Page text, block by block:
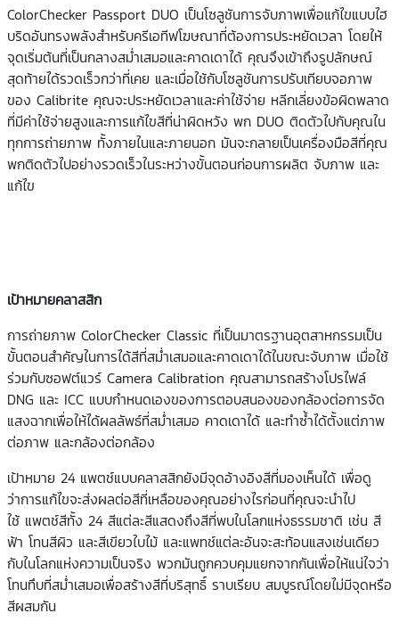
ColorChecker Passport DUO เป็นโซลูชันการจับภาพเพื่อแก้ไขแบบไฮ
บริดอันทรงพลังสำหรับครีเอทีฟโฆษณาที่ต้องการประหยัดเวลา โดยให้
จุดเริ่มต้นที่เป็นกลางสม่ำเสมอและคาดเดาได้ คุณจึงเข้าถึงรูปลักษณ์
สุดท้ายได้รวดเร็วกว่าที่เคย และเมื่อใช้กับโซลูชันการปรับเทียบจอภาพ
ของ Calibrite คุณจะประหยัดเวลาและค่าใช้จ่าย หลีกเลี่ยงข้อผิดพลาด
ที่มีค่าใช้จ่ายสูงและการแก้ไขสีที่น่าผิดหวัง พก DUO ติดตัวไปกับคุณใน
ทุกการถ่ายภาพ ทั้งภายในและภายนอก มันจะกลายเป็นเครื่องมือสีที่คุณ
พกติดตัวไปอย่างรวดเร็วในระหว่างขั้นตอนก่อนการผลิต จับภาพ และ
แก้ไข
เป้าหมายคลาสสิก
การถ่ายภาพ ColorChecker Classic ที่เป็นมาตรฐานอุตสาหกรรมเป็น
ขั้นตอนสำคัญในการได้สีที่สม่ำเสมอและคาดเดาได้ในขณะจับภาพ เมื่อใช้
ร่วมกับซอฟต์แวร์ Camera Calibration คุณสามารถสร้างโปรไฟล์
DNG และ ICC แบบกำหนดเองของการตอบสนองของกล้องต่อการจัด
แสงฉากเพื่อให้ได้ผลลัพธ์ที่สม่ำเสมอ คาดเดาได้ และทำซ้ำได้ตั้งแต่ภาพ
ต่อภาพ และกล้องต่อกล้อง
เป้าหมาย 24 แพตช์แบบคลาสสิกยังมีจุดอ้างอิงสีที่มองเห็นได้ เพื่อดู
ว่าการแก้ไขจะส่งผลต่อสีที่เหลือของคุณอย่างไรก่อนที่คุณจะนำไป
ใช้ แพตช์สีทั้ง 24 สีแต่ละสีแสดงถึงสีที่พบในโลกแห่งธรรมชาติ เช่น สี
ฟ้า โทนสีผิว และสีเขียวใบไม้ และแพทช์แต่ละอันจะสะท้อนแสงเช่นเดียว
กับในโลกแห่งความเป็นจริง พวกมันถูกควบคุมแยกจากกันเพื่อให้แน่ใจว่า
โทนทึบที่สม่ำเสมอเพื่อสร้างสีที่บริสุทธิ์ ราบเรียบ สมบูรณ์โดยไม่มีจุดหรือ
สีผสมกัน